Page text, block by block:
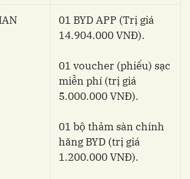
01 BYD APP (Trị giá
14.904.000 VNĐ).
01 voucher (phiếu) sạc
miễn phí (trị giá
5.000.000 VNĐ).
01 bộ thảm sàn chính
hãng BYD (trị giá
1.200.000 VNĐ).